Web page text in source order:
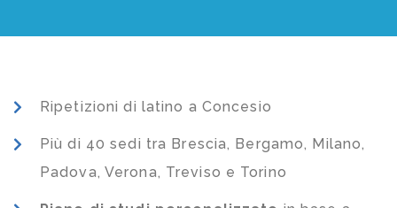
Ripetizioni di latino a Concesio
Più di 40 sedi tra Brescia, Bergamo, Milano,
Padova, Verona, Treviso e Torino